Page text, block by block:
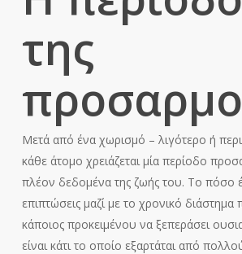
της
Μετά από ένα χωρισμό – λιγότερο ή
κάθε άτομο χρειάζεται μία περίοδο
πλέον δεδομένα της ζωής του. Το πόσο
επιπτώσεις μαζί με το χρονικό διάστημα
κάποιος προκειμένου να ξεπεράσει
είναι κάτι το οποίο εξαρτάται από